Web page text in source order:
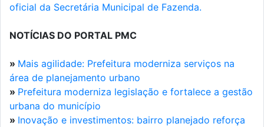
oficial da Secretária Municipal de Fazenda.
NOTÍCIAS DO PORTAL PMC
» Mais agilidade: Prefeitura moderniza serviços na
área de planejamento urbano
» Prefeitura moderniza legislação e fortalece a gestão
urbana do município
» Inovação e investimentos: bairro planejado reforça